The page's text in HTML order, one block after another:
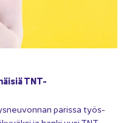
TNT-​
pa­ris­sa työs­